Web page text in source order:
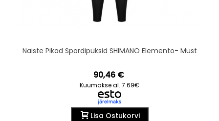
Naiste Pikad Spordipüksid SHIMANO Elemento- Must
90,46 €
Kuumakse al. 7.69€
Lisa Ostukorvi